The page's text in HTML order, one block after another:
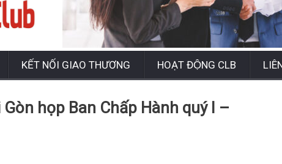
KẾT NỐI GIAO THƯƠNG HOẠT ĐỘNG CLB
họp Ban Chấp Hành quý I –